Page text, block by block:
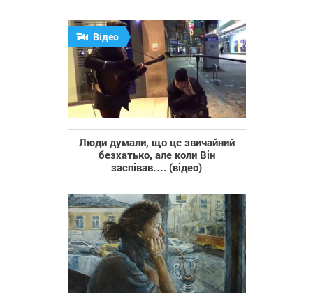
Відео
Люди думали, що це звичайний
безхатько, але коли Він
заспівав…. (відео)